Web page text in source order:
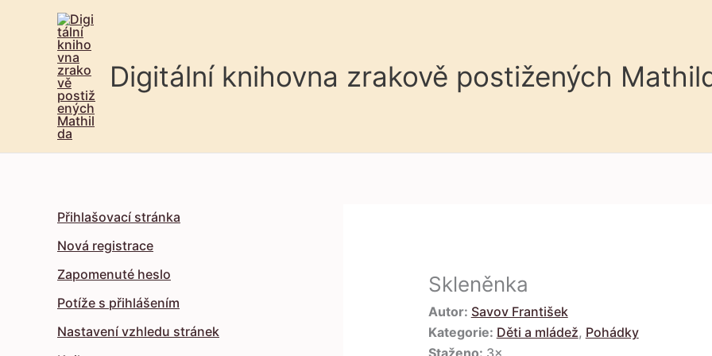
Digitální knihovna zrakově postižených
Přihlašovací stránka
Nová registrace
Zapomenuté heslo
Potíže s přihlášením
Nastavení vzhledu stránek
Skleněnka
Autor: Savov František
Kategorie: Děti a mládež, Pohádky
Staženo: 3×